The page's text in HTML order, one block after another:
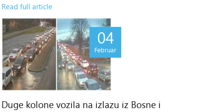
Read full article
04
Februar
Duge kolone vozila na izlazu iz Bosne i